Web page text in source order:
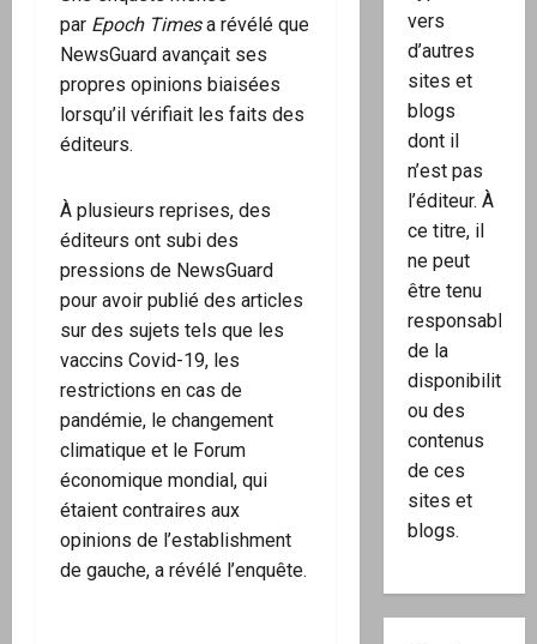
par Epoch Timesa révélé que
NewsGuard avançait ses
propres opinions biaisées
lorsqu’il vérifiait les faits des
éditeurs.
À plusieurs reprises, des
éditeurs ont subi des
pressions de NewsGuard
pour avoir publié des articles
sur des sujets tels que les
vaccins Covid-19, les
restrictions en cas de
pandémie, le changement
climatique et le Forum
économique mondial, qui
étaient contraires aux
opinions de l’establishment
de gauche, a révélé l’enquête.
vers
d’autres
sites et
blogs
dont il
n’est pas
l’éditeur. À
ce titre, il
ne peut
être tenu
responsable
de la
disponibilité
ou des
contenus
de ces
sites et
blogs.